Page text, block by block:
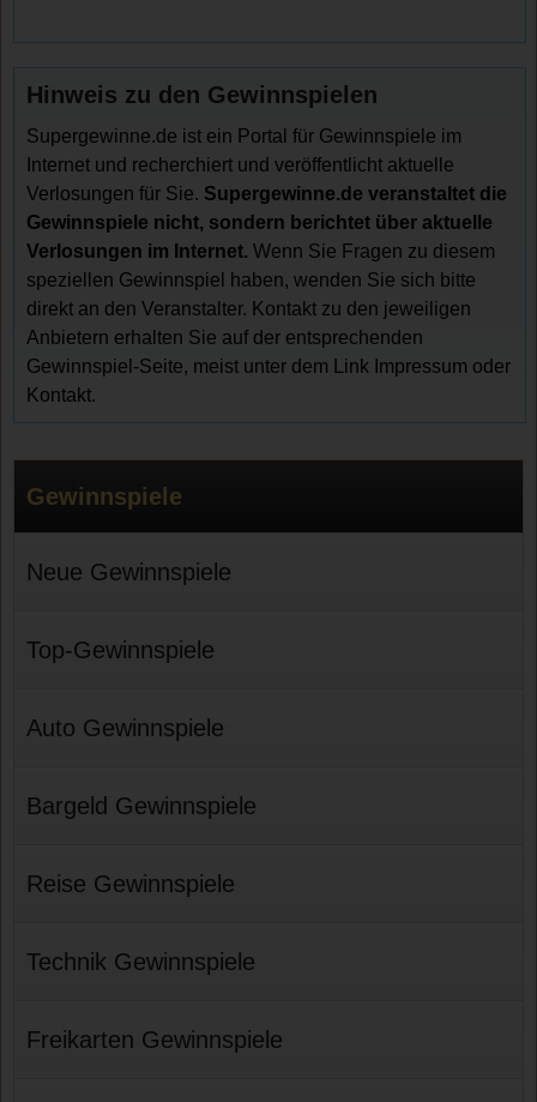
Hinweis zu den Gewinnspielen
Supergewinne.de ist ein Portal für Gewinnspiele im
Internet und recherchiert und veröffentlicht aktuelle
Verlosungen für Sie. Supergewinne.de veranstaltet die
Gewinnspiele nicht, sondern berichtet über aktuelle
Verlosungen im Internet. Wenn Sie Fragen zu diesem
speziellen Gewinnspiel haben, wenden Sie sich bitte
direkt an den Veranstalter. Kontakt zu den jeweiligen
Anbietern erhalten Sie auf der entsprechenden
Gewinnspiel-Seite, meist unter dem Link Impressum oder
Kontakt.
Gewinnspiele
Neue Gewinnspiele
Top-Gewinnspiele
Auto Gewinnspiele
Bargeld Gewinnspiele
Reise Gewinnspiele
Technik Gewinnspiele
Freikarten Gewinnspiele